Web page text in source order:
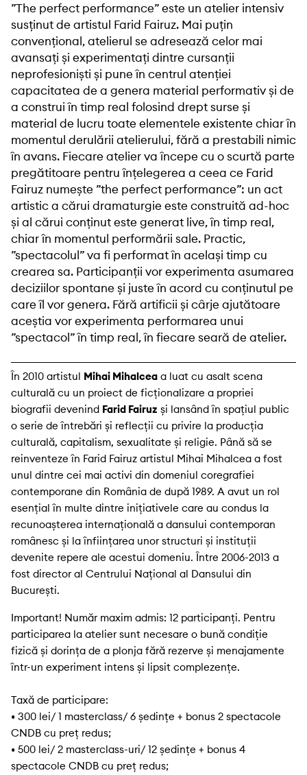
”The perfect performance” este un atelier intensiv
susținut de artistul Farid Fairuz. Mai puțin
convențional, atelierul se adresează celor mai
avansați și experimentați dintre cursanții
neprofesioniști și pune în centrul atenției
capacitatea de a genera material performativ și de
a construi în timp real folosind drept surse și
material de lucru toate elementele existente chiar în
momentul derulării atelierului, fără a prestabili nimic
în avans. Fiecare atelier va începe cu o scurtă parte
pregătitoare pentru înțelegerea a ceea ce Farid
Fairuz numește ”the perfect performance”: un act
artistic a cărui dramaturgie este construită ad-hoc
și al cărui conținut este generat live, în timp real,
chiar în momentul performării sale. Practic,
”spectacolul” va fi performat în același timp cu
crearea sa. Participanții vor experimenta asumarea
deciziilor spontane și juste în acord cu conținutul pe
care îl vor genera. Fără artificii și cârje ajutătoare
aceștia vor experimenta performarea unui
”spectacol” în timp real, în fiecare seară de atelier.
În 2010 artistul Mihai Mihalcea a luat cu asalt scena
culturală cu un proiect de ficționalizare a propriei
biografii devenind Farid Fairuz și lansând în spațiul public
o serie de întrebări și reflecții cu privire la producția
culturală, capitalism, sexualitate și religie. Până să se
reinventeze în Farid Fairuz artistul Mihai Mihalcea a fost
unul dintre cei mai activi din domeniul coregrafiei
contemporane din România de după 1989. A avut un rol
esențial în multe dintre inițiativele care au condus la
recunoașterea internațională a dansului contemporan
românesc și la înființarea unor structuri și instituții
devenite repere ale acestui domeniu. Între 2006-2013 a
fost director al Centrului Național al Dansului din
București.
Important! Număr maxim admis: 12 participanți. Pentru
participarea la atelier sunt necesare o bună condiție
fizică și dorința de a plonja fără rezerve și menajamente
într-un experiment intens și lipsit complezențe.
Taxă de participare:
• 300 lei/ 1 masterclass/ 6 ședințe + bonus 2 spectacole
CNDB cu preţ redus;
• 500 lei/ 2 masterclass-uri/ 12 ședințe + bonus 4
spectacole CNDB cu preț redus;